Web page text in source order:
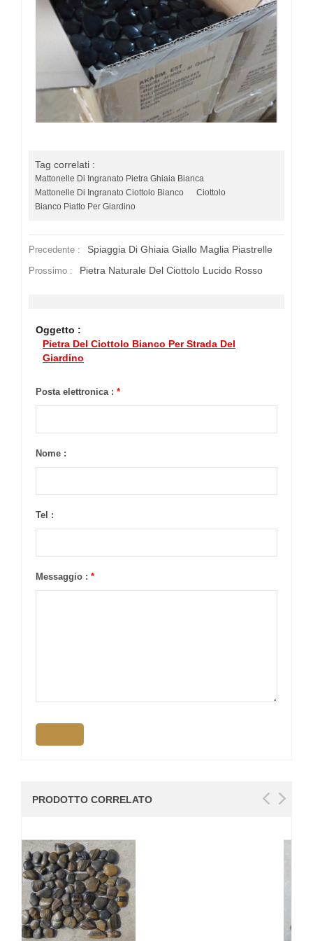
Tag correlati :
Mattonelle Di Ingranato Pietra Ghiaia Bianca
Mattonelle Di Ingranato Ciottolo Bianco
Ciottolo
Bianco Piatto Per Giardino
Precedente : Spiaggia Di Ghiaia Giallo Maglia Piastrelle
Prossimo : Pietra Naturale Del Ciottolo Lucido Rosso
Oggetto :
Pietra Del Ciottolo Bianco Per Strada Del
Giardino
Posta elettronica : *
Nome :
Tel :
Messaggio : *
PRODOTTO CORRELATO